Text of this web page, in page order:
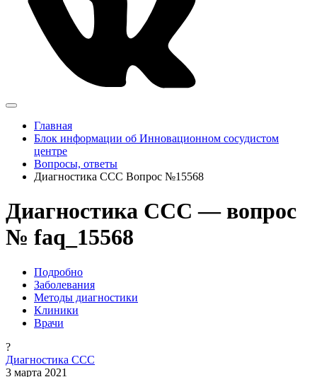
Главная
Блок информации об Инновационном сосудистом
центре
Вопросы, ответы
Диагностика ССС Вопрос №15568
Диагностика ССС — вопрос
№ faq_15568
Подробно
Заболевания
Методы диагностики
Клиники
Врачи
?
Диагностика ССС
3 марта 2021